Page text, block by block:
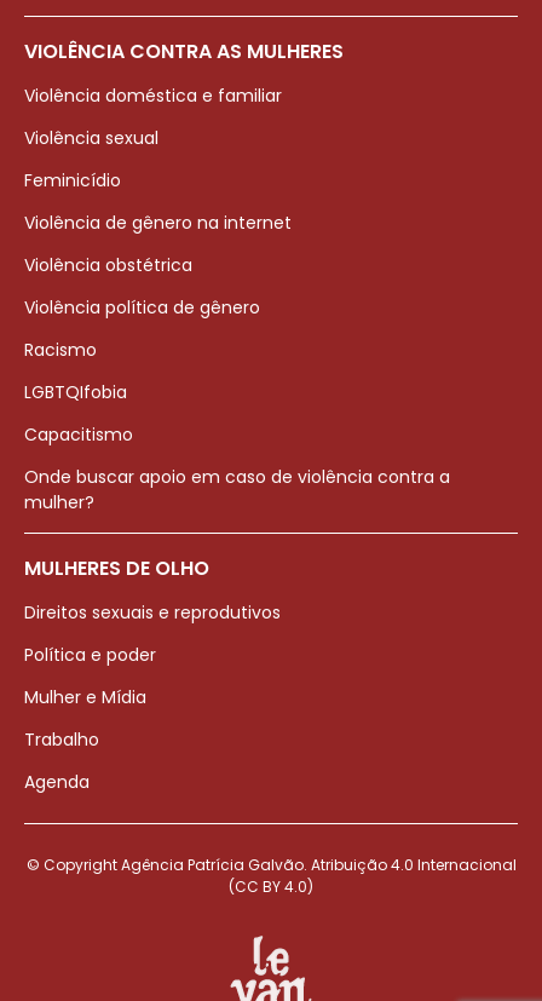
VIOLÊNCIA CONTRA AS MULHERES
Violência doméstica e familiar
Violência sexual
Feminicídio
Violência de gênero na internet
Violência obstétrica
Violência política de gênero
Racismo
LGBTQIfobia
Capacitismo
Onde buscar apoio em caso de violência contra a
mulher?
MULHERES DE OLHO
Direitos sexuais e reprodutivos
Política e poder
Mulher e Mídia
Trabalho
Agenda
© Copyright Agência Patrícia Galvão. Atribuição 4.0 Internacional
(CC BY 4.0)